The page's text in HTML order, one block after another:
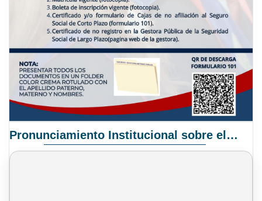
Pronunciamiento Institucional sobre el Proyecto de Ley N° 068/2025-2026 C.S.